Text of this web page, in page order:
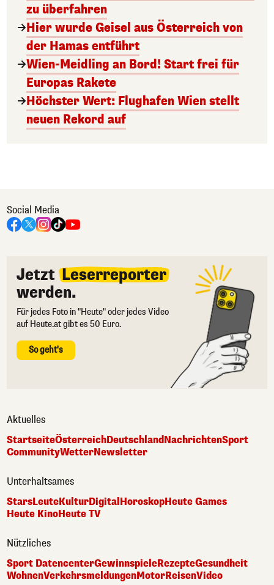
zu überfahren
Hier wurde Geisel aus Österreich von
der Hamas entführt
Wien-Meidling an Bord! Start frei für
Europas Rakete
Höchster Wert: Flughafen Wien stellt
neuen Rekord auf
Social Media
Jetzt Leserreporter
werden.
Für jedes Foto in "Heute" oder jedes Video
auf Heute.at gibt es 50 Euro.
So geht's
Aktuelles
StartseiteÖsterreichDeutschlandNachrichtenSport
CommunityWetterNewsletter
Unterhaltsames
StarsLeuteKulturDigital HoroskopHeute Games
Heute KinoHeute TV
Nützliches
Sport DatencenterGewinnspieleRezepteGesundheit
WohnenVerkehrsmeldungenMotorReisenVideo